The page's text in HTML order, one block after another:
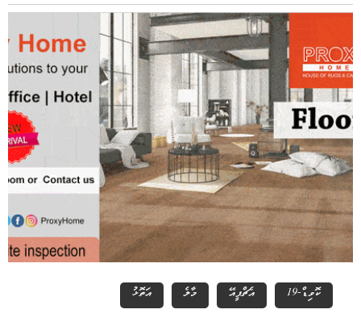
ކޮވިޑް-19 އެޗްޕީއޭ މާލެ އަތޮޅު